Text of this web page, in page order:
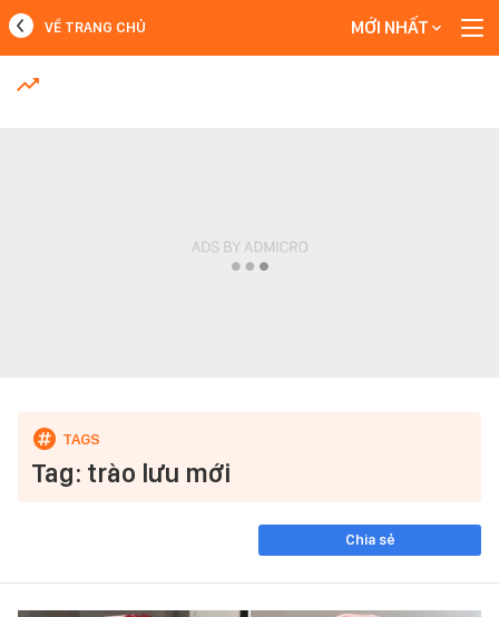
MỚI NHẤT
VỀ TRANG CHỦ MỚI NHẤT
Tag: trào lưu mới
Chia sẻ